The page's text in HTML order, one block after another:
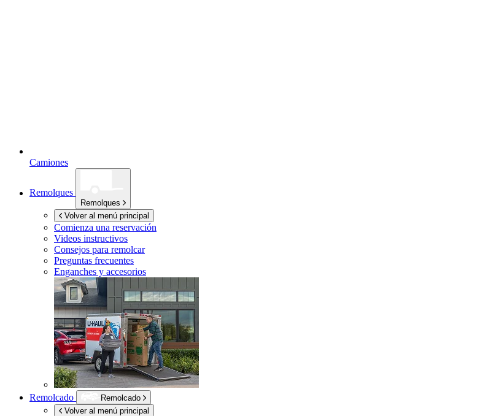
Camiones
Remolques
Remolques
Volver al menú principal
Comienza una reservación
Videos instructivos
Consejos para remolcar
Preguntas frecuentes
Enganches y accesorios
Remolcado
Remolcado
Volver al menú principal